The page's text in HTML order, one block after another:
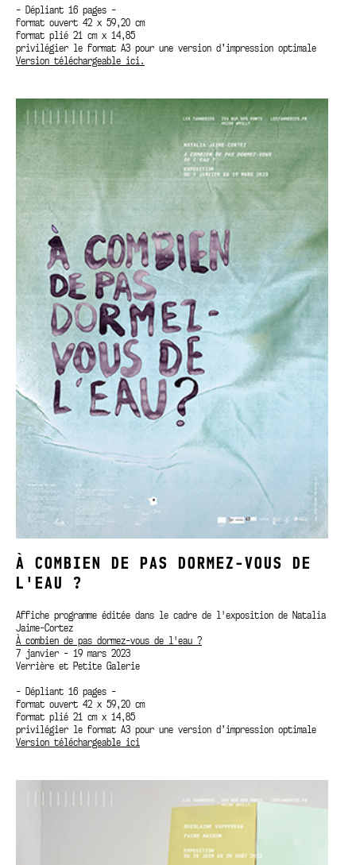
- Dépliant 16 pages -
format ouvert 42 x 59,20 cm
format plié 21 cm x 14,85
privilégier le format A3 pour une version d’impression optimale
Version téléchargeable ici.
À COMBIEN DE PAS DORMEZ-VOUS DE
L'EAU ?
Affiche programme éditée dans le cadre de l'exposition de Natalia
Jaime-Cortez
À combien de pas dormez-vous de l'eau ?
7 janvier - 19 mars 2023
Verrière et Petite Galerie
- Dépliant 16 pages -
format ouvert 42 x 59,20 cm
format plié 21 cm x 14,85
privilégier le format A3 pour une version d’impression optimale
Version téléchargeable ici